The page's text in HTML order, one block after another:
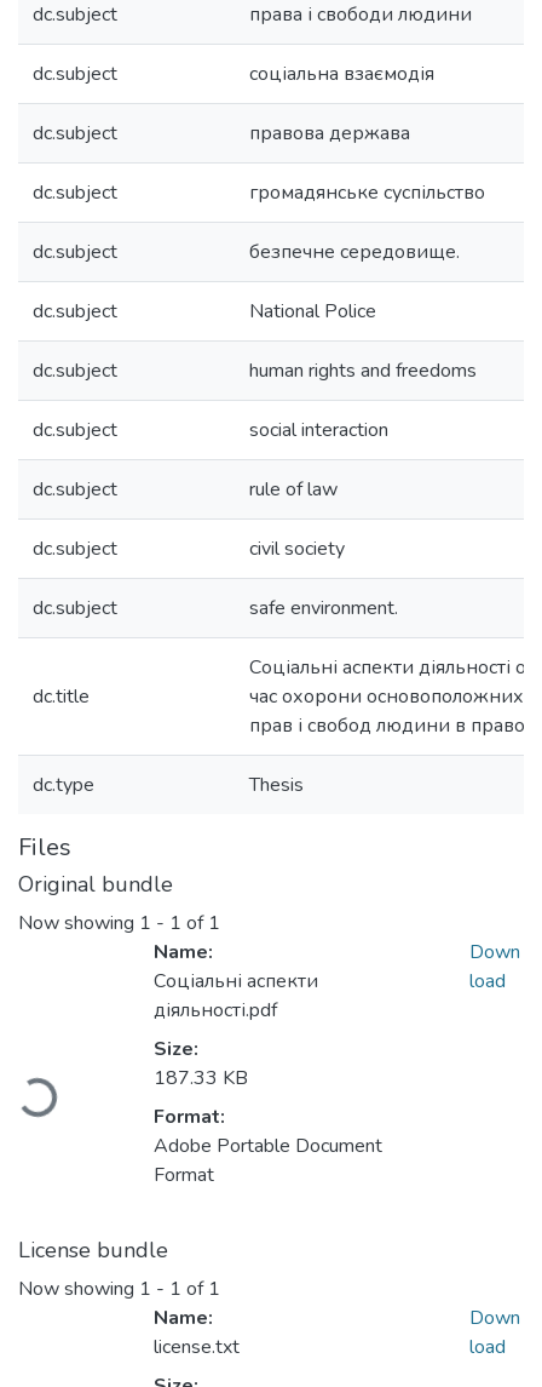
dc.subject права і свободи людини
dc.subject соціальна взаємодія
dc.subject правова держава
dc.subject громадянське суспільство
dc.subject безпечне середовище.
dc.subject National Police
dc.subject human rights and freedoms
dc.subject social interaction
dc.subject rule of law
dc.subject civil society
dc.subject safe environment.
dc.title
Соціальні аспекти діяльності
час охорони основоположних
прав і свобод людини в
dc.type Thesis
Files
Original bundle
Now showing 1 - 1 of 1
Loading...
Name:
Соціальні аспекти
діяльності.pdf
Size:
187.33 KB
Format:
Adobe Portable Document
Format
Down
load
License bundle
Now showing 1 - 1 of 1
Name:
license.txt
Down
load